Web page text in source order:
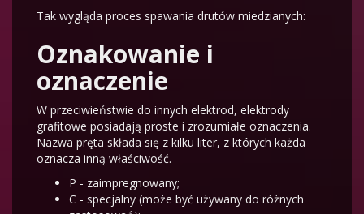
Tak wygląda proces spawania drutów miedzianych:
Oznakowanie i
oznaczenie
W przeciwieństwie do innych elektrod, elektrody
grafitowe posiadają proste i zrozumiałe oznaczenia.
Nazwa pręta składa się z kilku liter, z których każda
oznacza inną właściwość.
P - zaimpregnowany;
C - specjalny (może być używany do różnych